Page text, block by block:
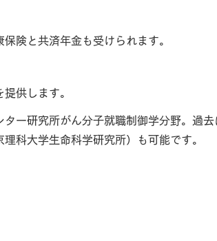
険と共済年金も受けられます。
供します。
ー研究所がん分子就職制御学分野。過去
科大学生命科学研究所）も可能です。